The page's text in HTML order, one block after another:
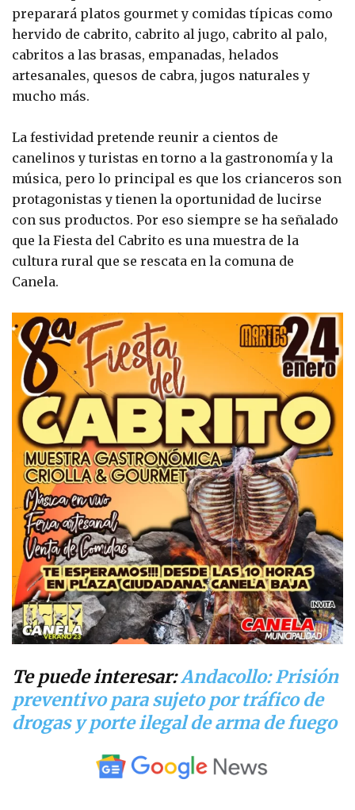
preparará platos gourmet y comidas típicas como
hervido de cabrito, cabrito al jugo, cabrito al palo,
cabritos a las brasas, empanadas, helados
artesanales, quesos de cabra, jugos naturales y
mucho más.
La festividad pretende reunir a cientos de
canelinos y turistas en torno a la gastronomía y la
música, pero lo principal es que los crianceros son
protagonistas y tienen la oportunidad de lucirse
con sus productos. Por eso siempre se ha señalado
que la Fiesta del Cabrito es una muestra de la
cultura rural que se rescata en la comuna de
Canela.
Te puede interesar:Andacollo: Prisión
preventivo para sujeto por tráfico de
drogas y porte ilegal de arma de fuego